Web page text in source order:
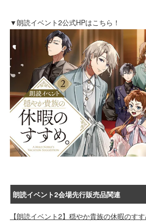
▼朗読イベント2公式HPはこちら！
朗読イベント2会場先行販売品関連
【朗読イベント2】穏やか貴族の休暇のす